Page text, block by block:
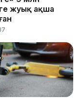
жуық ақша